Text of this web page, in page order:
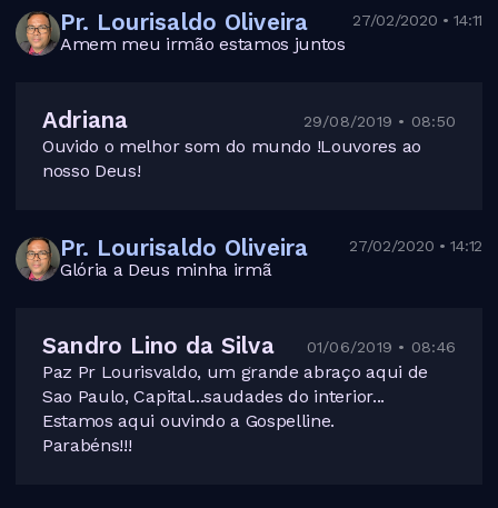
Pr. Lourisaldo Oliveira 27/02/2020 • 14:11
Amem meu irmão estamos juntos
Adriana 29/08/2019 • 08:50
Ouvido o melhor som do mundo !Louvores ao
nosso Deus!
Pr. Lourisaldo Oliveira 27/02/2020 • 14:12
Glória a Deus minha irmã
Sandro Lino da Silva 01/06/2019 • 08:46
Paz Pr Lourisvaldo, um grande abraço aqui de
Sao Paulo, Capital...saudades do interior...
Estamos aqui ouvindo a Gospelline.
Parabéns!!!